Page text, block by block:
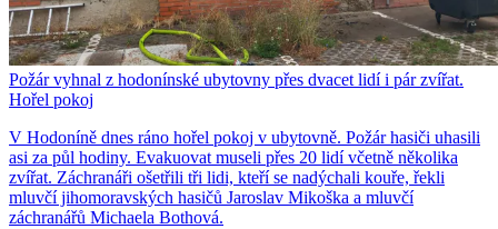
Požár vyhnal z hodonínské ubytovny přes dvacet lidí i pár zvířat.
Hořel pokoj
V Hodoníně dnes ráno hořel pokoj v ubytovně. Požár hasiči uhasili
asi za půl hodiny. Evakuovat museli přes 20 lidí včetně několika
zvířat. Záchranáři ošetřili tři lidi, kteří se nadýchali kouře, řekli
mluvčí jihomoravských hasičů Jaroslav Mikoška a mluvčí
záchranářů Michaela Bothová.